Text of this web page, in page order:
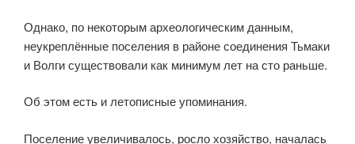
Однако, по некоторым археологическим данным,
неукреплённые поселения в районе соединения Тьмаки
и Волги существовали как минимум лет на сто раньше.
Об этом есть и летописные упоминания.
Поселение увеличивалось, росло хозяйство, началась